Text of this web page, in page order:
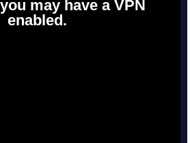
may have a VPN
enabled.